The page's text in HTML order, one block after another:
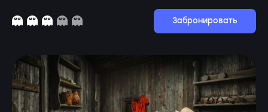
Забронировать